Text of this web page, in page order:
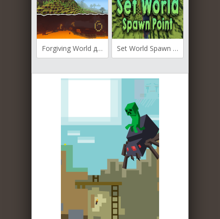
Forgiving World для Майнкрафт [1.20.1, 1.19.4, 1.19.2] Set World Spawn Point для Майнкрафт [1.19.3, 1.19.2, 1.19.1]